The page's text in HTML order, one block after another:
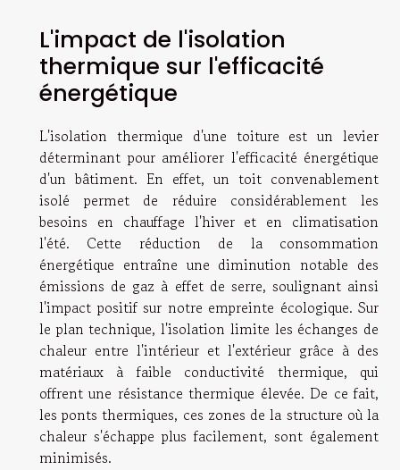
L'impact de l'isolation
thermique sur l'efficacité
énergétique
L'isolation thermique d'une toiture est un levier
déterminant pour améliorer l'efficacité énergétique
d'un bâtiment. En effet, un toit convenablement
isolé permet de réduire considérablement les
besoins en chauffage l'hiver et en climatisation
l'été. Cette réduction de la consommation
énergétique entraîne une diminution notable des
émissions de gaz à effet de serre, soulignant ainsi
l'impact positif sur notre empreinte écologique. Sur
le plan technique, l'isolation limite les échanges de
chaleur entre l'intérieur et l'extérieur grâce à des
matériaux à faible conductivité thermique, qui
offrent une résistance thermique élevée. De ce fait,
les ponts thermiques, ces zones de la structure où la
chaleur s'échappe plus facilement, sont également
minimisés.